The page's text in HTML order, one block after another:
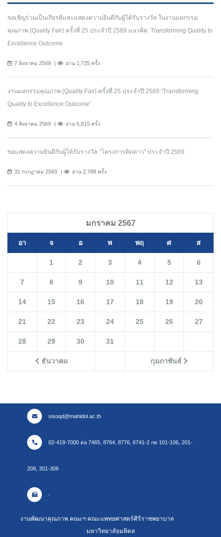
ขอเชิญร่วมเป็นเกียรติและแสดงความยินดีกับผู้ได้รับรางวัล ในงานมหกรรม
คุณภาพ (Quality Fair) ครั้งที่ 25 ประจำปี 2569 แนวคิด: Transforming Quality to
Excellence Outcome
7 สิงหาคม 2569 อ่าน 1,725 ครั้ง
งานมหกรรมคุณภาพ (Quality Fair) ครั้งที่ 25 ประจำปี 2569 “Transforming
Quality to Excellence Outcome”
4 สิงหาคม 2569 อ่าน 5,815 ครั้ง
ขอแสดงความยินดีกับผู้ได้รับรางวัล “โครงการติดดาว” ประจำปี 2569
31 กรกฎาคม 2569 อ่าน 2,788 ครั้ง
มกราคม 2567
อา จ อ พ พฤ ศ ส
ธันวาคม กุมภาพันธ์
1 2 3 4 5 6
7 8 9 10 11 12 13
14 15 16 17 18 19 20
21 22 23 24 25 26 27
28 29 30 31
sisoqd@mahidol.ac.th
02-419-7000 ต่อ 7465, 8764, 8776, 6741-2 กด 101-106, 201-
206, 301-306
-
งานพัฒนาคุณภาพ คณะฯ คณะแพทยศาสตร์ศิริราชพยาบาล
มหาวิทยาลัยมหิดล